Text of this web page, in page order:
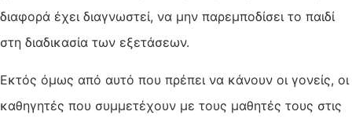
διαφορά έχει διαγνωστεί, να μην παρεμποδίσει το παιδί
στη διαδικασία των εξετάσεων.
Εκτός όμως από αυτό που πρέπει να κάνουν οι γονείς, οι
καθηγητές που συμμετέχουν με τους μαθητές τους στις